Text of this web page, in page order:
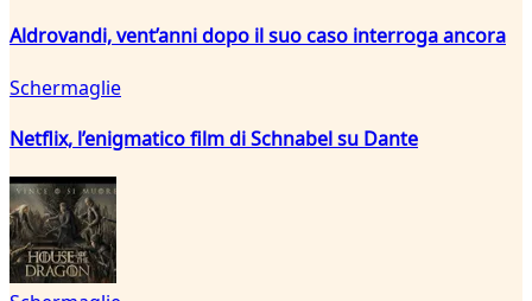
Aldrovandi, vent’anni dopo il suo caso interroga ancora
Schermaglie
Netflix, l’enigmatico film di Schnabel su Dante